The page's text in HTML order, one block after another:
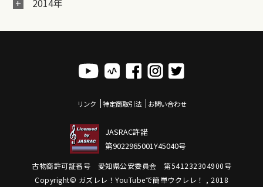
2014年
リンク 特定商取引法 お問い合わせ
JASRAC許諾
第9022965001Y45040号
古物商許可証番号 愛知県公安委員会 第541232304900号
Copyright© ガズレレ！YouTubeで簡単ウクレレ！ , 2018